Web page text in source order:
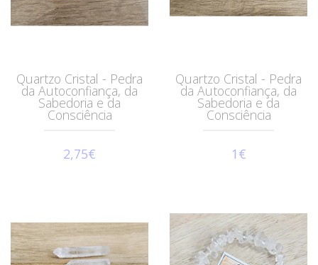
Quartzo Cristal - Pedra
da Autoconfiança, da
Sabedoria e da
Consciência
2,75€
Quartzo Cristal - Pedra
da Autoconfiança, da
Sabedoria e da
Consciência
1€